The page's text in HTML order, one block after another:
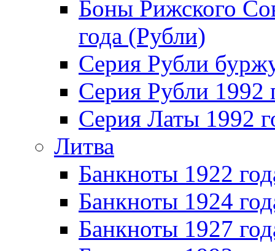
Боны Рижского
года (Рубли)
Серия Рубли
Серия Рубли 1992
Серия Латы 1992
Литва
Банкноты 1922
Банкноты 1924
Банкноты 1927